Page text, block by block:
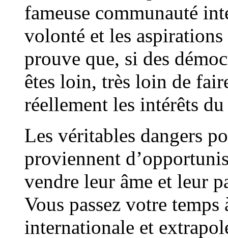
fameuse communauté
volonté et les
prouve que, si des
êtes loin, très loin de
réellement les intérêts
Les véritables dangers
proviennent
vendre leur âme et leur
Vous passez votre
internationale et